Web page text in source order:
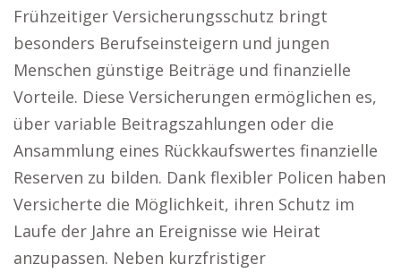
Frühzeitiger Versicherungsschutz bringt
besonders Berufseinsteigern und jungen
Menschen günstige Beiträge und finanzielle
Vorteile. Diese Versicherungen ermöglichen es,
über variable Beitragszahlungen oder die
Ansammlung eines Rückkaufswertes finanzielle
Reserven zu bilden. Dank flexibler Policen haben
Versicherte die Möglichkeit, ihren Schutz im
Laufe der Jahre an Ereignisse wie Heirat
anzupassen. Neben kurzfristiger